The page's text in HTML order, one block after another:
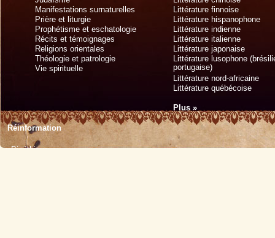
Manifestations surnaturelles
Prière et liturgie
Prophétisme et eschatologie
Récits et témoignages
Religions orientales
Théologie et patrologie
Vie spirituelle
Littérature finnoise
Littérature hispanophone
Littérature indienne
Littérature italienne
Littérature japonaise
Littérature lusophone
portugaise)
Littérature nord-africaine
Littérature québécoise
Plus »
Réinformation
Bioéthique